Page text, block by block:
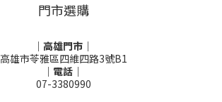
門市選購
｜高雄門市｜
高雄市苓雅區四維四路3號B1
｜電話｜
07-3380990